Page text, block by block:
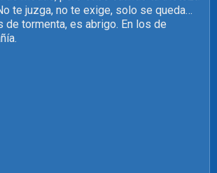
te juzga, no te exige, solo se queda…
de tormenta, es abrigo. En los de